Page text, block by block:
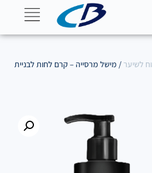
לשיער/ מישל מרסייה – קרם לחות לבניית